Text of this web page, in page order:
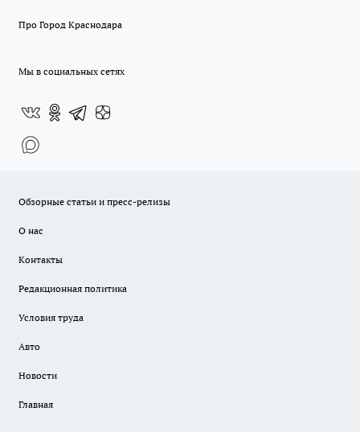
Про Город Краснодара
Мы в социальных сетях
Обзорные статьи и пресс-релизы
О нас
Контакты
Редакционная политика
Условия труда
Авто
Новости
Главная